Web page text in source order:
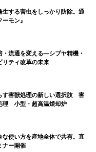
する害虫をしっかり防除。通
モン』
・流通を変える―シブヤ精機・
リティ改革の未来
す害獣処理の新しい選択肢 害
理 小型・超高温焼却炉
使い方を産地全体で共有。直
ナー開催